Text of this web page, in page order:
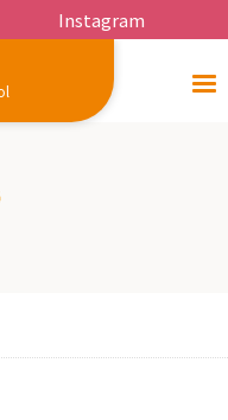
Instagram